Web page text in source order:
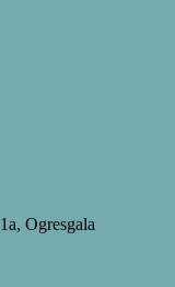
Ogresgala